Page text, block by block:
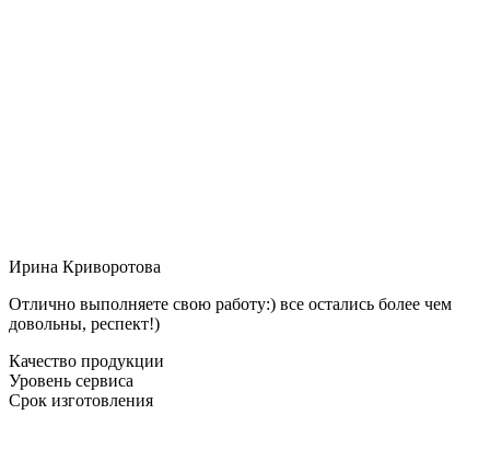
Ирина Криворотова
Отлично выполняете свою работу:) все остались более чем
довольны, респект!)
Качество продукции
Уровень сервиса
Срок изготовления